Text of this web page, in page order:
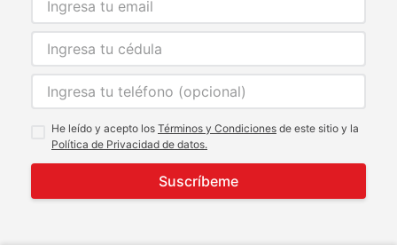
He leído y acepto los Términos y Condiciones de este sitio y la
Política de Privacidad de datos.
Suscríbeme